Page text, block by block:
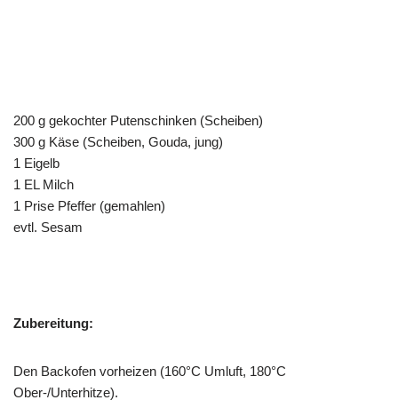
200 g gekochter Putenschinken (Scheiben)
300 g Käse (Scheiben, Gouda, jung)
1 Eigelb
1 EL Milch
1 Prise Pfeffer (gemahlen)
evtl. Sesam
Zubereitung:
Den Backofen vorheizen (160°C Umluft, 180°C
Ober-/Unterhitze).